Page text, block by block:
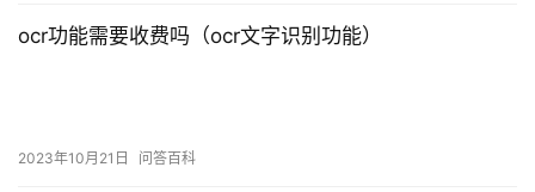
ocr功能需要收费吗（ocr文字识别功能）
2023年10月21日 问答百科